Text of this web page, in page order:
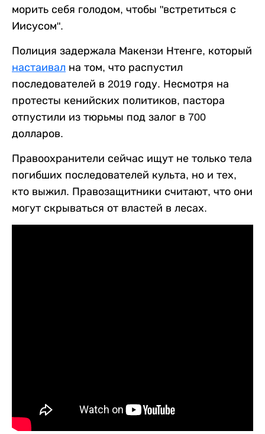
морить себя голодом, чтобы "встретиться с
Иисусом".
Полиция задержала Макензи Нтенге, который
настаивал на том, что распустил
последователей в 2019 году. Несмотря на
протесты кенийских политиков, пастора
отпустили из тюрьмы под залог в 700
долларов.
Правоохранители сейчас ищут не только тела
погибших последователей культа, но и тех,
кто выжил. Правозащитники считают, что они
могут скрываться от властей в лесах.